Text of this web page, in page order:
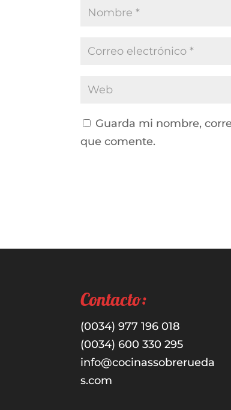
Guarda mi nombre,
que comente.
Contacto:
(0034) 977 196 018
(0034) 600 330 295
info@cocinassobrerueda
s.com